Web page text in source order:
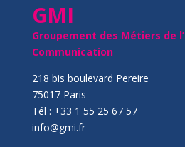
GMI
Groupement des Métiers de
Communication
218 bis boulevard Pereire
75017 Paris
Tél : +33 1 55 25 67 57
info@gmi.fr